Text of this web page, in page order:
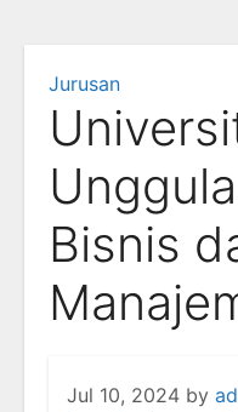
Jurusan
Bisnis
Jul 10, 2024 by